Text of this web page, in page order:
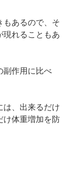
もあるので、そ
現れることもあ
副作用に比べ
は、出来るだけ
け体重増加を防